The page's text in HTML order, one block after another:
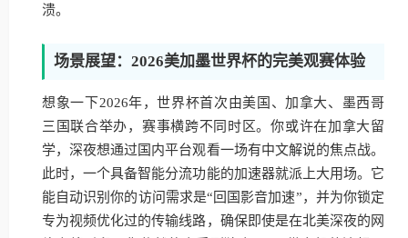
溃。
场景展望：2026美加墨世界杯的完美观赛体验
想象一下2026年，世界杯首次由美国、加拿大、墨西哥
三国联合举办，赛事横跨不同时区。你或许在加拿大留
学，深夜想通过国内平台观看一场有中文解说的焦点战。
此时，一个具备智能分流功能的加速器就派上大用场。它
能自动识别你的访问需求是“回国影音加速”，并为你锁定
专为视频优化过的传输线路，确保即使是在北美深夜的网